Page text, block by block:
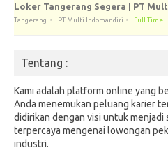
Loker Tangerang Segera | PT
Tangerang PT Multi Indomandiri Full Time
Tentang :
Kami adalah platform online yang
Anda menemukan peluang karier
didirikan dengan visi untuk
terpercaya mengenai lowongan
industri.